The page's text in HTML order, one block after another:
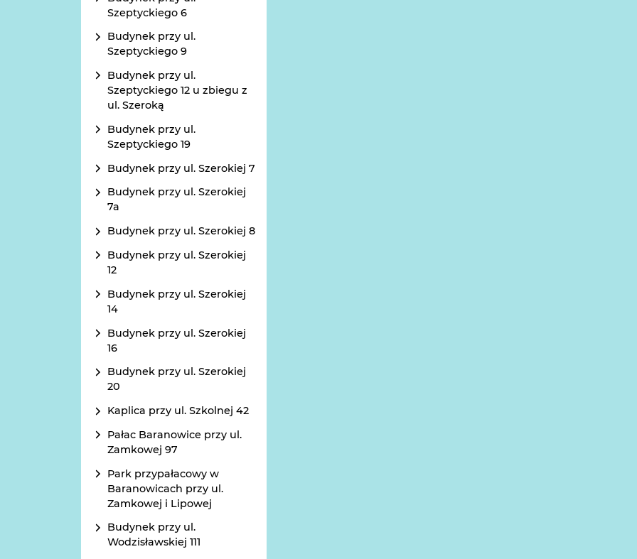
Szeptyckiego 6
Budynek przy ul.
Szeptyckiego 9
Budynek przy ul.
Szeptyckiego 12 u zbiegu z
ul. Szeroką
Budynek przy ul.
Szeptyckiego 19
Budynek przy ul. Szerokiej 7
Budynek przy ul. Szerokiej
7a
Budynek przy ul. Szerokiej 8
Budynek przy ul. Szerokiej
12
Budynek przy ul. Szerokiej
14
Budynek przy ul. Szerokiej
16
Budynek przy ul. Szerokiej
20
Kaplica przy ul. Szkolnej 42
Pałac Baranowice przy ul.
Zamkowej 97
Park przypałacowy w
Baranowicach przy ul.
Zamkowej i Lipowej
Budynek przy ul.
Wodzisławskiej 111